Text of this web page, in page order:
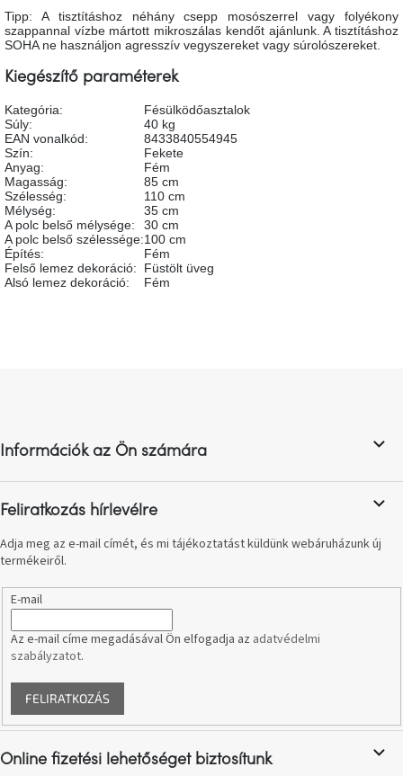
Ipari
stílus
Tervezés
nap
Patrik
Belső
tér
tavaszi
színekben
belső
Woodman
kedvezményesen
Anyák
étkező,
amely
A
Tipp: A tisztításhoz néhány csepp mosószerrel vagy folyékony
szappannal vízbe mártott mikroszálas kendőt ajánlunk. A tisztításhoz
SOHA ne használjon agresszív vegyszereket vagy súrolószereket.
Kiegészítő paraméterek
Kategória:
Fésülködőasztalok
Súly:
40 kg
EAN vonalkód:
8433840554945
Szín:
Fekete
Anyag:
Fém
Magasság:
85 cm
Szélesség:
110 cm
Mélység:
35 cm
A polc belső mélysége:
30 cm
A polc belső szélessége:100 cm
Építés:
Fém
Felső lemez dekoráció:
Füstölt üveg
Alsó lemez dekoráció: Fém
éInformációk az Ön számára
Feliratkozás hírlevélre
Adja meg az e-mail címét, és mi tájékoztatást küldünk webáruházunk új
termékeiről.
E-mail
Az e-mail címe megadásával Ön elfogadja az adatvédelmi
szabályzatot.
FELIRATKOZÁS
Online fizetési lehetőséget biztosítunk